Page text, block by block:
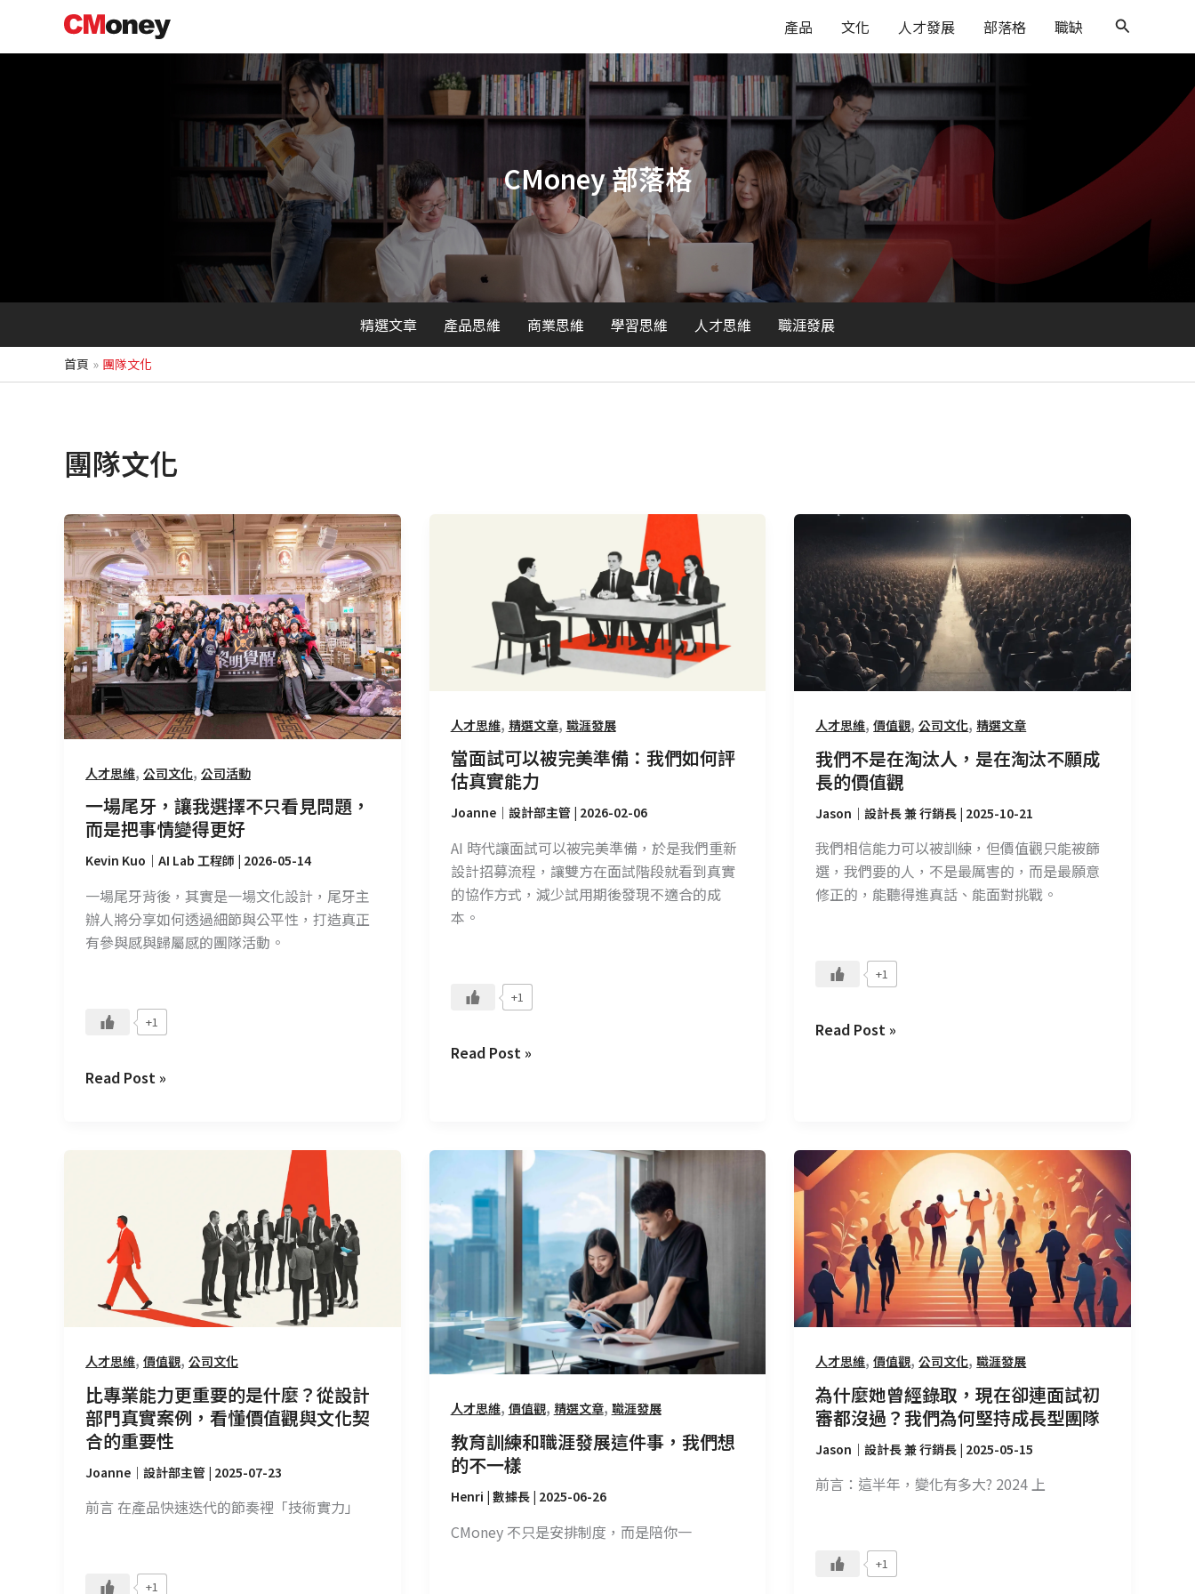
主
產品 文化 人才發展 部落格 職缺
搜
尋
CMoney 部落格
精選文章 產品思維 商業思維 學習思維 人才思維 職涯發展
首頁 團隊文化
團隊文化
人才思維, 公司文化, 公司活動
一場尾牙，讓我選擇不只看見問題，
而是把事情變得更好
Kevin Kuo｜AI Lab 工程師 | 2026-05-14
一場尾牙背後，其實是一場文化設計，尾牙主
辦人將分享如何透過細節與公平性，打造真正
有參與感與歸屬感的團隊活動。
+1
一
場
尾
牙，
讓
我
選
擇
不
只
見
問
題，
是
把
事
情
Read Post »
人才思維, 精選文章, 職涯發展
當面試可以被完美準備：我們如何評
估真實能力
Joanne｜設計部主管 | 2026-02-06
AI 時代讓面試可以被完美準備，於是我們重新
設計招募流程，讓雙方在面試階段就看到真實
的協作方式，減少試用期後發現不適合的成
本。
+1
備：
我
們
評
估
真
實
Read Post »
人才思維,價值觀,公司文化, 精選文章
我們不是在淘汰人，是在淘汰不願成
長的價值觀
Jason｜設計長 兼 行銷長 | 2025-10-21
我們相信能力可以被訓練，但價值觀只能被篩
選，我們要的人，不是最厲害的，而是最願意
修正的，能聽得進真話、能面對挑戰。
+1
不
是
在
淘
汰
人，
在
淘
汰
願
成
長
的
Read Post »
人才思維, 價值觀, 公司文化
比專業能力更重要的是什麼？從設計
部門真實案例，看懂價值觀與文化契
合的重要性
Joanne｜設計部主管 | 2025-07-23
前言 在產品快速迭代的節奏裡「技術實力」
+1
重
是
什
麼？
從
計
部
人才思維, 價值觀, 精選文章, 職涯發展
教育訓練和職涯發展這件事，我們想
的不一樣
Henri | 數據長 | 2025-06-26
CMoney 不只是安排制度，而是陪你一
訓
練
和
職
發
這
事，
我
們
的
不
人才思維,價值觀,公司文化,職涯發展
為什麼她曾經錄取，現在卻連面試初
審都沒過？我們為何堅持成長型團隊
Jason｜設計長 兼 行銷長 | 2025-05-15
前言：這半年，變化有多大? 2024 上
+1
為
什
她
曾
經
錄
取，
在
卻
連
試
初
過？